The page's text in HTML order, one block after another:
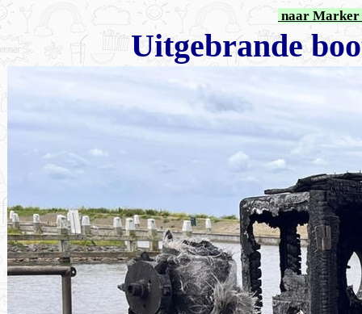
naar Marker
Uitgebrande